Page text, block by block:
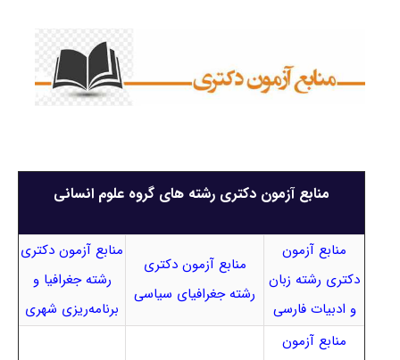
منابع آزمون دکتری رشته های گروه علوم انسانی
منابع آزمون
دکتری رشته زبان
و ادبیات فارسی
منابع آزمون دکتری
رشته جغرافیای سیاسی
منابع آزمون دکتری
رشته جغرافیا و
برنامه‌ریزی شهری
منابع آزمون